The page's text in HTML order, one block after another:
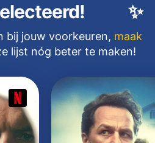
✨
bij jouw voorkeuren, maak
lijst nóg beter te maken!